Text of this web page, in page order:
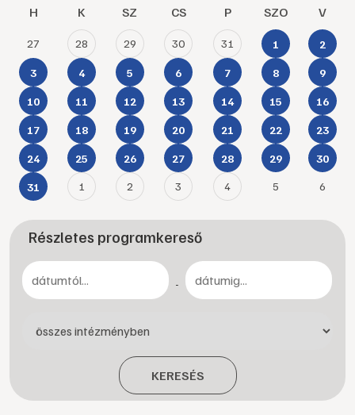
H K SZ CS P SZO V
27 28 29 30 31 1 2
3 4 5 6 7 8 9
10 11 12 13 14 15 16
17 18 19 20 21 22 23
24 25 26 27 28 29 30
31 1 2 3 4 5 6
Részletes programkereső
-
KERESÉS